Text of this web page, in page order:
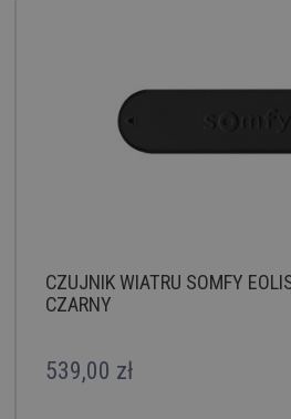
CZUJNIK WIATRU SOMFY
CZARNY
539,00 zł